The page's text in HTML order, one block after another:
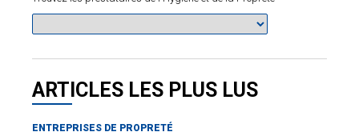
ARTICLES LES PLUS LUS
ENTREPRISES DE PROPRETÉ